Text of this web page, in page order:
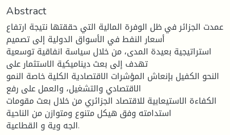
Abstract
عمدت الجزائر في ظل الوفرة المالية التي حققتها نتيجة ارتفاع
أسعار النفط في الأسواق الدولية إلى تصميم
استراتيجية بعيدة المدى، من خلال سياسة انفاقية توسعية
تهدف إلى بعث ديناميكية الاستثمار على
النحو الكفيل بإنعاش المؤشرات الاقتصادية الكلية خاصة النمو
الاقتصادي والتشغيل، والعمل على رفع
الكفاءة الاستيعابية للاقتصاد الجزائري من خلال بعث مقومات
استدامته وفق هيكل متنوع ومتوازن من الناحية
الجه وية و القطاعية.